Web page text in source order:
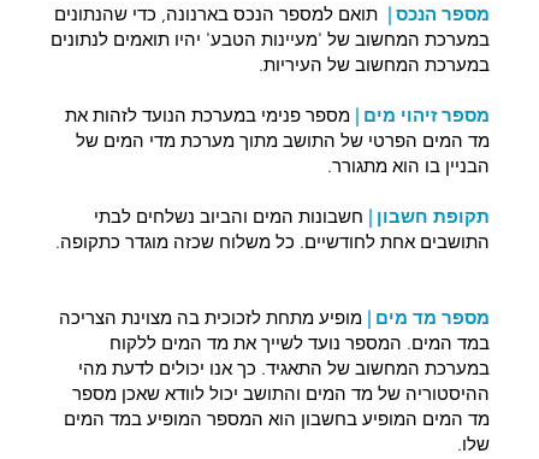
מספר הנכס| תואם למספר הנכס בארנונה, כדי שהנתונים
במערכת המחשוב של 'מעיינות הטבע' יהיו תואמים לנתונים
במערכת המחשוב של העיריות.
מספר זיהוי מים|מספר פנימי במערכת הנועד לזהות את
מד המים הפרטי של התושב מתוך מערכת מדי המים של
הבניין בו הוא מתגורר.
תקופת חשבון | חשבונות המים והביוב נשלחים לבתי
התושבים אחת לחודשיים. כל משלוח שכזה מוגדר כתקופה.
מספר מד מים |מופיע מתחת לזכוכית בה מצוינת הצריכה
במד המים. המספר נועד לשייך את מד המים ללקוח
במערכת המחשוב של התאגיד. כך אנו יכולים לדעת מהי
ההיסטוריה של מד המים והתושב יכול לוודא שאכן מספר
מד המים המופיע בחשבון הוא המספר המופיע במד המים
שלו.